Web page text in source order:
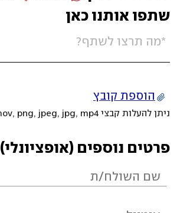
שתפו אותנו כאן
הוספת קובץ
ניתן להעלות קבצי mov, png, jpeg, jpg, mp4 עד 200MB
פרטים נוספים (אופציונלי)